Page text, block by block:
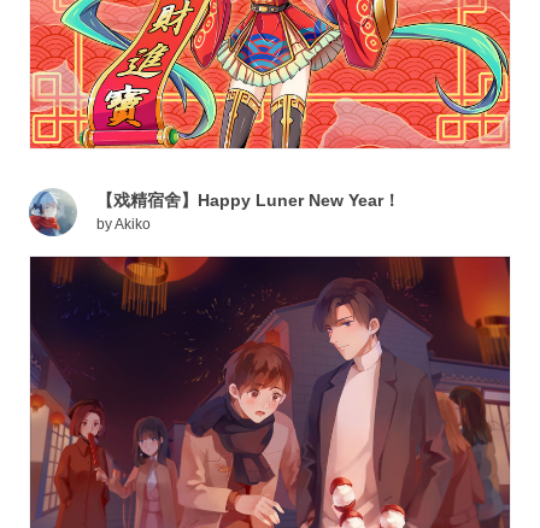
【戏精宿舍】Happy Luner New Year！
byAkiko